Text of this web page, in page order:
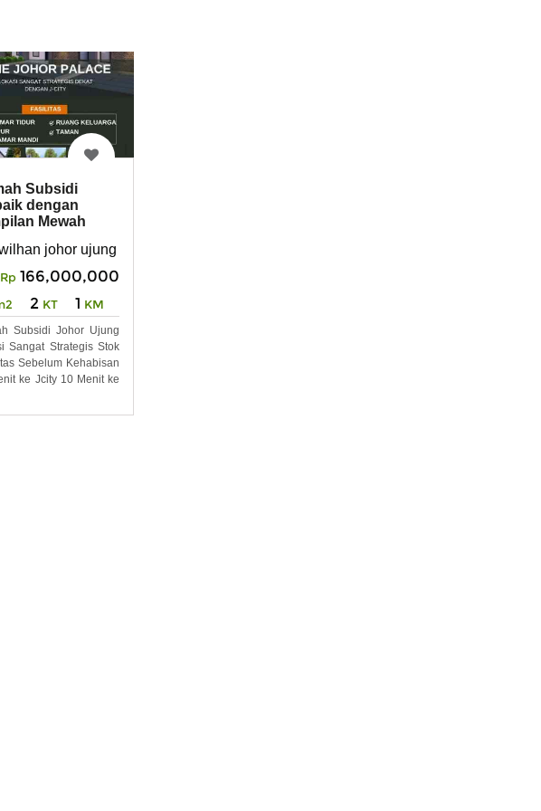
Subsidi
dengan
Mewah
Johorjohor ujung
Rp 166,000,000
2 KT 1 KM
Subsidi Johor Ujung
Sangat Strategis Stok
Sebelum Kehabisan
ke Jcity 10 Menit ke
serdang provinsi sumatera utara kota medan